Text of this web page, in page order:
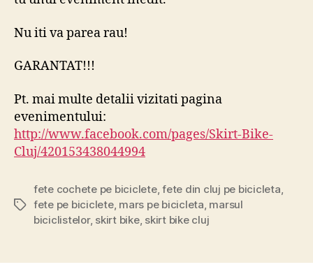
Nu iti va parea rau!
GARANTAT!!!
Pt. mai multe detalii vizitati pagina
evenimentului:
http://www.facebook.com/pages/Skirt-Bike-
Cluj/420153438044994
Tags
fete cochete pe biciclete,fete din cluj pe bicicleta
fete pe biciclete, mars pe bicicleta marsul
biciclistelor, skirt bike, skirt bike cluj